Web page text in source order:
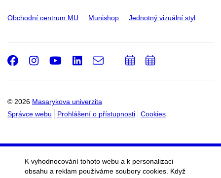
Obchodní centrum MU Munishop Jednotný vizuální styl
© 2026 Masarykova univerzita
Správce webu
Prohlášení o přístupnosti Cookies
Facebook
Instagram
Youtube
LinkedIn
e-
Email
PřidatPřidat
K vyhodnocování tohoto webu a k personalizaci
obsahu a reklam používáme soubory cookies. Když